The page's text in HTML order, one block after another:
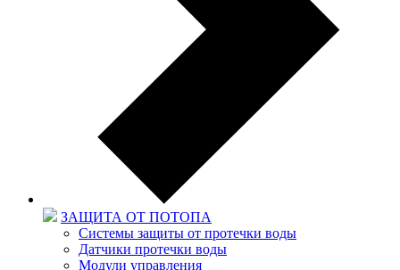
ЗАЩИТА ОТ ПОТОПА
Системы защиты от протечки воды
Датчики протечки воды
Модули управления